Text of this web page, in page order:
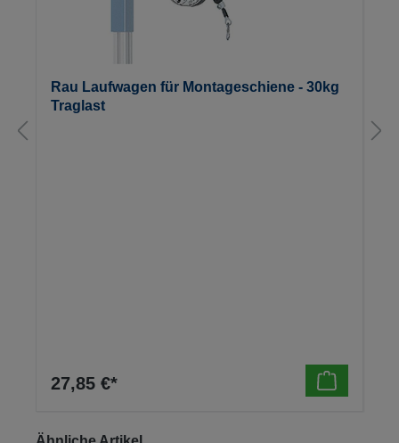
Rau Laufwagen für Montageschiene - 30kg
Traglast
27,85 €*
Produktgalerie überspringen